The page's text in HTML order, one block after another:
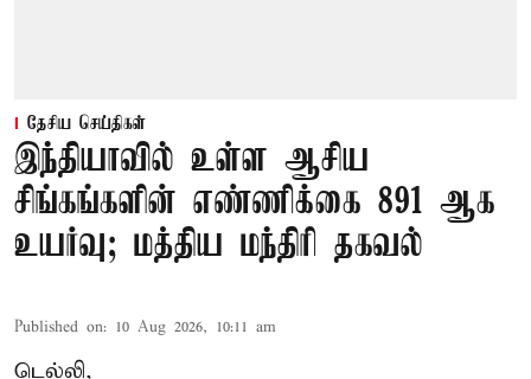
தேசிய செய்திகள்
இந்தியாவில் உள்ள ஆசிய
சிங்கங்களின் எண்ணிக்கை 891 ஆக
உயர்வு; மத்திய மந்திரி தகவல்
Published on: 10 Aug 2026, 10:11 am
டெல்லி,